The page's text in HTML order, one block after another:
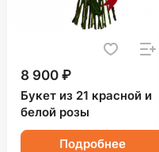
8 900 ₽
Букет из 21 красной и
белой розы
Подробнее